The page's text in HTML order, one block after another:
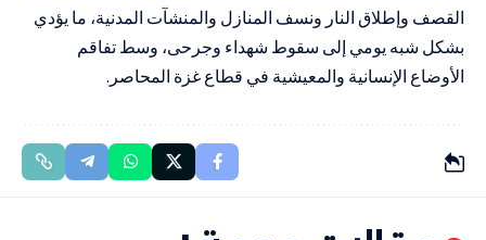
القصف وإطلاق النار ونسف المنازل والمنشآت المدنية، ما يؤدي
بشكل شبه يومي إلى سقوط شهداء وجرحى، وسط تفاقم
الأوضاع الإنسانية والمعيشية في قطاع غزة المحاصر.